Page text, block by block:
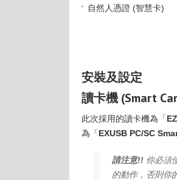
自然人憑證 (智慧卡)
安裝及設定
讀卡機 (Smart
此次採用的讀卡機為「
為「EXUSB PC/SC
請注意!! 你必須
的動作，否則你